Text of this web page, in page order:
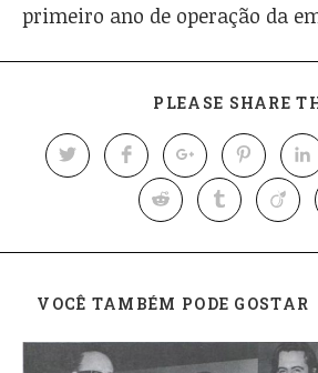
primeiro ano de operação da
PLEASE SHARE
VOCÊ TAMBÉM PODE GOSTAR